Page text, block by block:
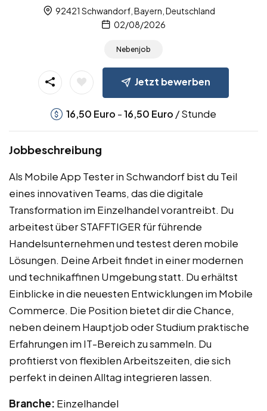
92421 Schwandorf, Bayern, Deutschland
02/08/2026
Nebenjob
Jetzt bewerben
16,50 Euro -16,50 Euro / Stunde
Jobbeschreibung
Als Mobile App Tester in Schwandorf bist du Teil
eines innovativen Teams, das die digitale
Transformation im Einzelhandel vorantreibt. Du
arbeitest über STAFFTIGER für führende
Handelsunternehmen und testest deren mobile
Lösungen. Deine Arbeit findet in einer modernen
und technikaffinen Umgebung statt. Du erhältst
Einblicke in die neuesten Entwicklungen im Mobile
Commerce. Die Position bietet dir die Chance,
neben deinem Hauptjob oder Studium praktische
Erfahrungen im IT-Bereich zu sammeln. Du
profitierst von flexiblen Arbeitszeiten, die sich
perfekt in deinen Alltag integrieren lassen.
Branche: Einzelhandel